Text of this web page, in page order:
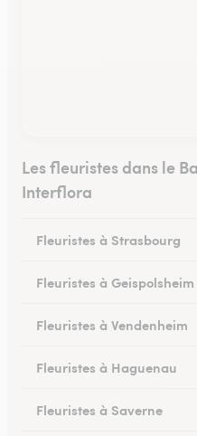
Les fleuristes dans le
Interflora
Fleuristes à Strasbourg
Fleuristes à Geispolsheim
Fleuristes à Vendenheim
Fleuristes à Haguenau
Fleuristes à Saverne